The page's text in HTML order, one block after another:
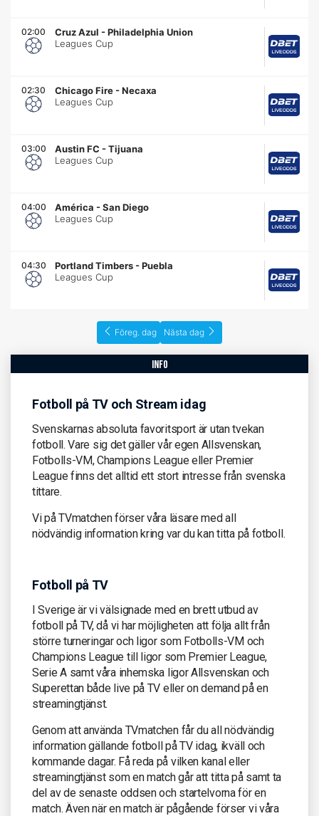
02:00 Cruz Azul -Philadelphia Union
Leagues Cup
02:30 Chicago Fire -Necaxa
Leagues Cup
03:00 Austin FC -Tijuana
Leagues Cup
04:00 América -San Diego
Leagues Cup
04:30 Portland Timbers -Puebla
Leagues Cup
Föreg. dag Nästa dag
info
Fotboll på TV och Stream idag
Svenskarnas absoluta favoritsport är utan tvekan
fotboll. Vare sig det gäller vår egen Allsvenskan,
Fotbolls-VM, Champions League eller Premier
League finns det alltid ett stort intresse från svenska
tittare.
Vi på TVmatchen förser våra läsare med all
nödvändig information kring var du kan titta på fotboll.
Fotboll på TV
I Sverige är vi välsignade med en brett utbud av
fotboll på TV, då vi har möjligheten att följa allt från
större turneringar och ligor som Fotbolls-VM och
Champions League till ligor som Premier League,
Serie A samt våra inhemska ligor Allsvenskan och
Superettan både live på TV eller on demand på en
streamingtjänst.
Genom att använda TVmatchen får du all nödvändig
information gällande fotboll på TV idag, ikväll och
kommande dagar. Få reda på vilken kanal eller
streamingtjänst som en match går att titta på samt ta
del av de senaste oddsen och startelvorna för en
match. Även när en match är pågående förser vi våra